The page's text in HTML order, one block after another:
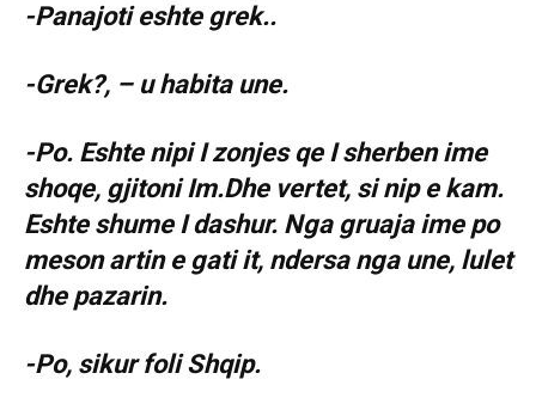
-Panajoti eshte grek..
-Grek?, – u habita une.
-Po. Eshte nipi I zonjes qe I sherben ime
shoqe, gjitoni Im.Dhe vertet, si nip e kam.
Eshte shume I dashur. Nga gruaja ime po
meson artin e gati it, ndersa nga une, lulet
dhe pazarin.
-Po, sikur foli Shqip.